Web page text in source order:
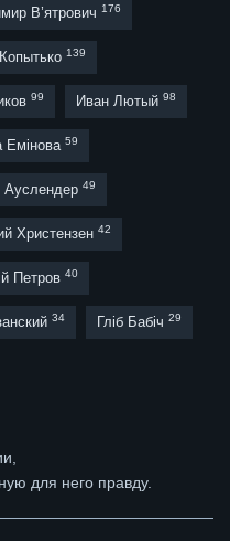
В’ятрович 176
139
99 Иван Лютый 98
Емінова 59
Ауслендер 49
Христензен 42
Петров 40
34 Гліб Бабіч 29
для него правду.